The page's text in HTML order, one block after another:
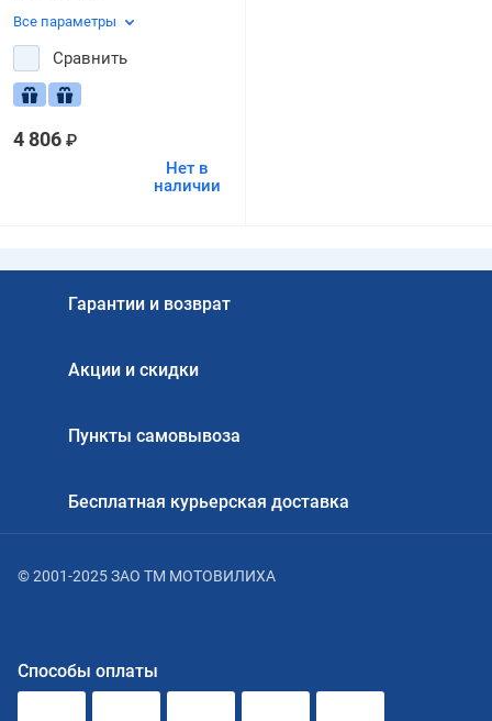
Все параметры
Сравнить
4 806 ₽
Нет в
наличии
Гарантии и возврат
Акции и скидки
Пункты самовывоза
Бесплатная курьерская доставка
© 2001-2025 ЗАО ТМ МОТОВИЛИХА
Способы оплаты